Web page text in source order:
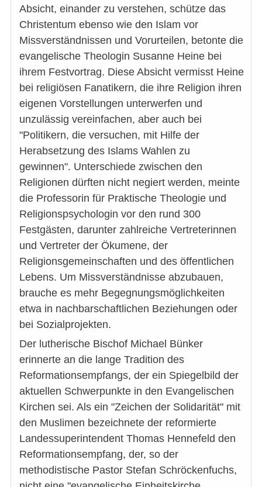
Absicht, einander zu verstehen, schütze das
Christentum ebenso wie den Islam vor
Missverständnissen und Vorurteilen, betonte die
evangelische Theologin Susanne Heine bei
ihrem Festvortrag. Diese Absicht vermisst Heine
bei religiösen Fanatikern, die ihre Religion ihren
eigenen Vorstellungen unterwerfen und
unzulässig vereinfachen, aber auch bei
"Politikern, die versuchen, mit Hilfe der
Herabsetzung des Islams Wahlen zu
gewinnen". Unterschiede zwischen den
Religionen dürften nicht negiert werden, meinte
die Professorin für Praktische Theologie und
Religionspsychologin vor den rund 300
Festgästen, darunter zahlreiche Vertreterinnen
und Vertreter der Ökumene, der
Religionsgemeinschaften und des öffentlichen
Lebens. Um Missverständnisse abzubauen,
brauche es mehr Begegnungsmöglichkeiten
etwa in nachbarschaftlichen Beziehungen oder
bei Sozialprojekten.
Der lutherische Bischof Michael Bünker
erinnerte an die lange Tradition des
Reformationsempfangs, der ein Spiegelbild der
aktuellen Schwerpunkte in den Evangelischen
Kirchen sei. Als ein "Zeichen der Solidarität" mit
den Muslimen bezeichnete der reformierte
Landessuperintendent Thomas Hennefeld den
Reformationsempfang, der, so der
methodistische Pastor Stefan Schröckenfuchs,